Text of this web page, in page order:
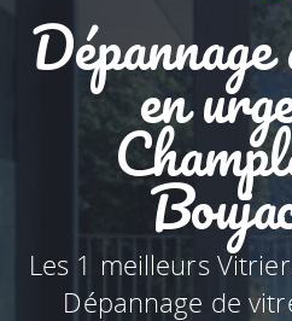
en
Les 1 meilleurs
Dépannage de